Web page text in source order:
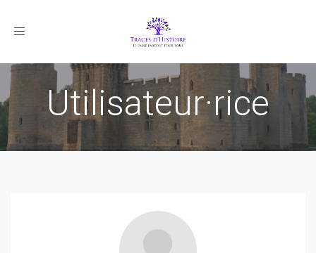
Toggle
Utilisateur·rice